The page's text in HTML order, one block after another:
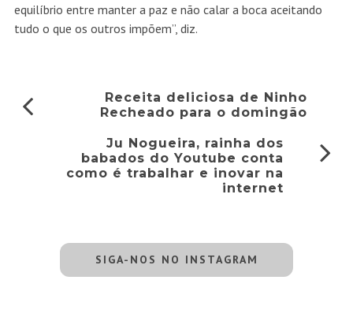
equilíbrio entre manter a paz e não calar a boca aceitando
tudo o que os outros impõem”, diz.
Receita deliciosa de Ninho
Recheado para o domingão
Ju Nogueira, rainha dos
babados do Youtube conta
como é trabalhar e inovar na
internet
SIGA-NOS NO INSTAGRAM